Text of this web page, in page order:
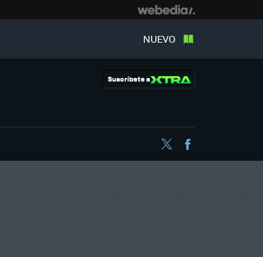
NUEVO
Suscríbete a
Twitter